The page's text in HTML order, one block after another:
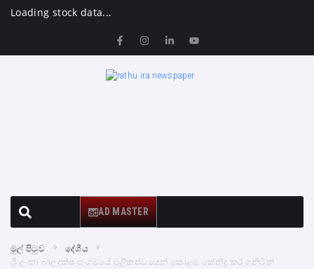
Loading stock data...
AD MASTER
මුල් පිටුව
දේශීය
ශ්‍රී ලංකා බාලදක්ෂ සංගමයේ මූලිකත්වයෙන් කොළඹ කේන්ද්‍ර කර ගනිමින්